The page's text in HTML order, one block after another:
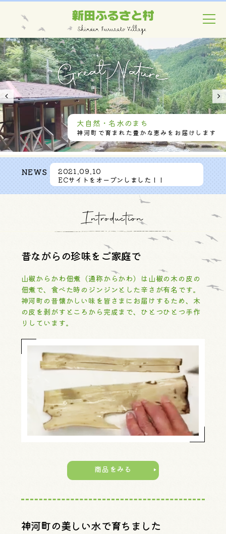
大自然・名水のまち
神河町で育まれた豊かな恵みをお届けします
NEWS
2021.09.10
ECサイトをオープンしました！！
Introduction
商品をみる
昔ながらの珍味をご家庭で
山椒からかわ佃煮（通称からかわ）は山椒の木の皮の
佃煮で、食べた時のジンジンとした辛さが有名です。
神河町の昔懐かしい味を皆さまにお届けするため、木
の皮を剥がすところから完成まで、ひとつひとつ手作
りしています。
神河町の美しい水で育ちました